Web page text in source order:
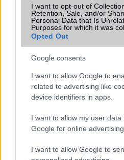
I want to opt-out of
Retention, Sale, and/or
Personal Data that Is
Purposes for which it was
Opted Out
Google consents
I want to allow Google to
related to advertising like
device identifiers in apps.
I want to allow my user data
Google for online
I want to allow Google to
Október 22-én érkezik a Nokia
Újdonság: Retina iPad mini a
Ultra olcsó és jó tablet: Acer
További hírek
Számos népszerű Samsung